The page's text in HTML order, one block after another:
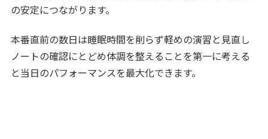
の安定につながります。
本番直前の数日は睡眠時間を削らず軽めの演習と見直し
ノートの確認にとどめ体調を整えることを第一に考える
と当日のパフォーマンスを最大化できます。